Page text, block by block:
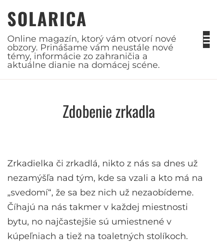
toSOLARICA
Online magazín, ktorý vám otvorí nové
obzory. Prinášame vám neustále nové
témy, informácie zo zahraničia a
aktuálne dianie na domácej scéne.
Zdobenie zrkadla
Zrkadielka či zrkadlá, nikto z nás sa dnes už
nezamýšľa nad tým, kde sa vzali a kto má na
„svedomí“, že sa bez nich už nezaobídeme.
Číhajú na nás takmer v každej miestnosti
bytu, no najčastejšie sú umiestnené v
kúpeľniach a tiež na toaletných stolíkoch.